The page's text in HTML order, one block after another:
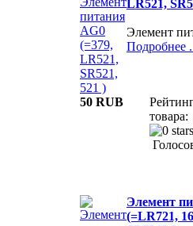
LR521,
Элемент
Подробнее
50 RUB
товара:
Элемент
(=LR721,